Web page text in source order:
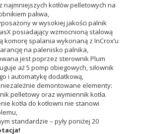
najmniejszych kotłów pelletowych na
paliwa,
w wysokiej jakości palnik
posiadający wzmocnioną stalową
komorę spalania wykonaną z InCrox’u
na palenisko palnika,
jest poprzez sterownik Plum
aż 5 pomp obiegowych, siłownik
i automatykę dodatkową,
demontowane elementy:
pelletowy oraz wymiennik kotła.
kotła do kotłowni nie stanowi
standardzie – pyły poniżej 20